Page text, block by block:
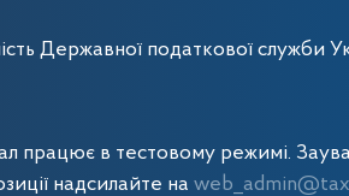
Державної податкової служби
працює в тестовому режимі.
надсилайте на